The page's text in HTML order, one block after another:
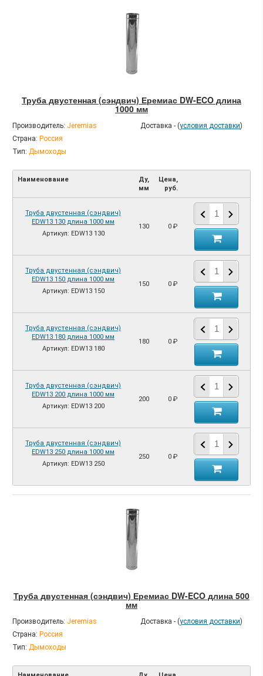
Труба двустенная (сэндвич) Еремиас DW-ECO длина
1000 мм
Производитель: Jeremias
Страна: Россия
Тип: Дымоходы
Доставка - (условия доставки)
Наименование
Ду,
мм
Цена,
руб.
Труба двустенная (сэндвич)
EDW13 130 длина 1000 мм
Артикул: EDW13 130
130 0 ₽
Труба двустенная (сэндвич)
EDW13 150 длина 1000 мм
Артикул: EDW13 150
150 0 ₽
Труба двустенная (сэндвич)
EDW13 180 длина 1000 мм
Артикул: EDW13 180
180 0 ₽
Труба двустенная (сэндвич)
EDW13 200 длина 1000 мм
Артикул: EDW13 200
200 0 ₽
Труба двустенная (сэндвич)
EDW13 250 длина 1000 мм
Артикул: EDW13 250
250 0 ₽
Труба двустенная (сэндвич) Еремиас DW-ECO длина 500
мм
Производитель: Jeremias
Страна: Россия
Тип: Дымоходы
Доставка - (условия доставки)